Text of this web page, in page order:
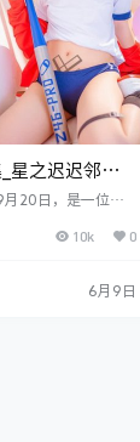
星之迟迟邻家
持续更新]
20日，是一位广
来自陕西西安的萌
。她在微.
10k 0
6月9日